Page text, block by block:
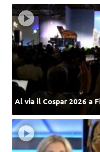
Al via il Cospar 2026 a